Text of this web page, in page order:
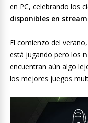
en PC, celebrando los
disponibles en
El comienzo del
está jugando pero los
encuentran aún algo
los mejores juegos